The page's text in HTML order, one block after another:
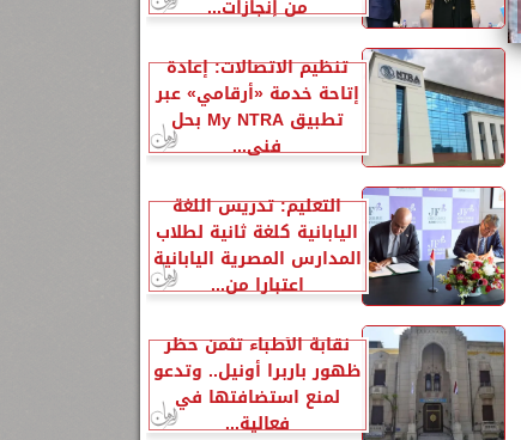
من إنجازات...
تنظيم الاتصالات: إعادة
إتاحة خدمة «أرقامي» عبر
تطبيق My NTRA بحل
فني...
التعليم: تدريس اللغة
اليابانية كلغة ثانية لطلاب
المدارس المصرية اليابانية
اعتبارا من...
نقابة الأطباء تثمن حظر
ظهور باربرا أونيل.. وتدعو
لمنع استضافتها في
فعالية...